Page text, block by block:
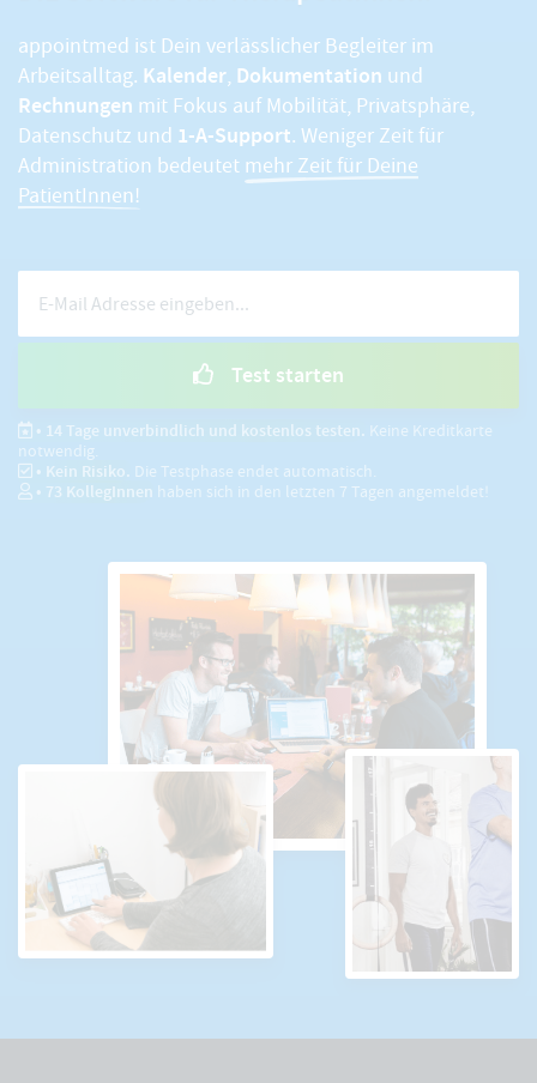
appointmed ist Dein verlässlicher Begleiter im
Arbeitsalltag. Kalender, Dokumentation und
Rechnungen mit Fokus auf Mobilität, Privatsphäre,
Datenschutz und 1-A-Support. Weniger Zeit für
Administration bedeutet mehr Zeit für Deine
PatientInnen!
Test starten
• 14 Tage unverbindlich und kostenlos testen. Keine Kreditkarte
notwendig.
• Kein Risiko. Die Testphase endet automatisch.
• 73 KollegInnen haben sich in den letzten 7 Tagen angemeldet!